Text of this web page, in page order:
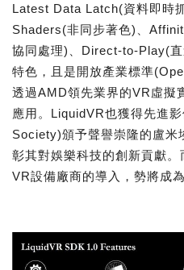
Latest Data Latch(資料即時
Shaders(非同步著色)、
協同處理)、Direct-to-Play(
特色，且是開放產業標準
透過AMD領先業界的VR虛擬
應用。LiquidVR也獲得先進
Society)頒予聲譽崇隆的盧
彰其對娛樂科技的創新貢獻
VR設備廠商的導入，勢將成